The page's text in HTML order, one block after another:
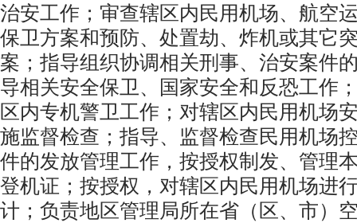
治安工作；审查辖区内民用机场、航空
保卫方案和预防、处置劫、炸机或其它
案；指导组织协调相关刑事、治安案件
导相关安全保卫、国家安全和反恐工作
区内专机警卫工作；对辖区内民用机场
施监督检查；指导、监督检查民用机场
件的发放管理工作，按授权制发、管理
登机证；按授权，对辖区内民用机场进
计；负责地区管理局所在省（区、市）